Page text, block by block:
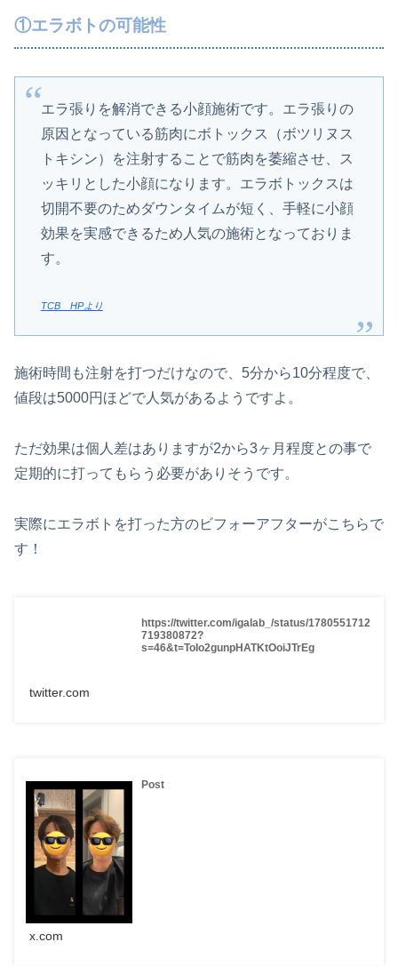
①エラボトの可能性
エラ張りを解消できる小顔施術です。エラ張りの
原因となっている筋肉にボトックス（ボツリヌス
トキシン）を注射することで筋肉を萎縮させ、ス
ッキリとした小顔になります。エラボトックスは
切開不要のためダウンタイムが短く、手軽に小顔
効果を実感できるため人気の施術となっておりま
す。
TCB HPより
施術時間も注射を打つだけなので、5分から10分程度で、
値段は5000円ほどで人気があるようですよ。
ただ効果は個人差はありますが2から3ヶ月程度との事で
定期的に打ってもらう必要がありそうです。
実際にエラボトを打った方のビフォーアフターがこちらで
す！
https://twitter.com/igalab_/status/1780551712
719380872?
s=46&t=ToIo2gunpHATKtOoiJTrEg
twitter.com
Post
x.com